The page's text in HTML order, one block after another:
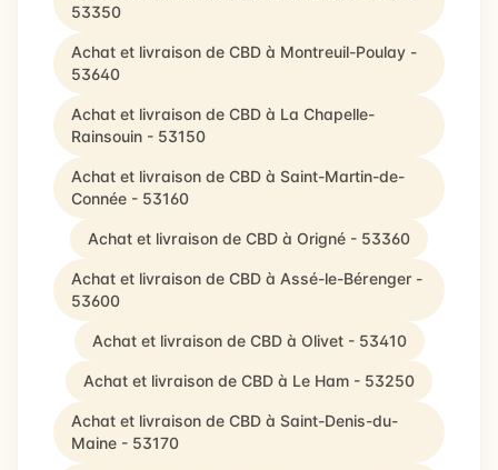
53350
Achat et livraison de CBD à Montreuil-Poulay -
53640
Achat et livraison de CBD à La Chapelle-
Rainsouin - 53150
Achat et livraison de CBD à Saint-Martin-de-
Connée - 53160
Achat et livraison de CBD à Origné - 53360
Achat et livraison de CBD à Assé-le-Bérenger -
53600
Achat et livraison de CBD à Olivet - 53410
Achat et livraison de CBD à Le Ham - 53250
Achat et livraison de CBD à Saint-Denis-du-
Maine - 53170